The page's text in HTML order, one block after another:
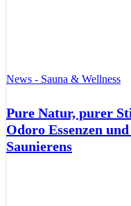
News - Sauna & Wellness
Pure Natur, purer
Odoro Essenzen
Saunierens